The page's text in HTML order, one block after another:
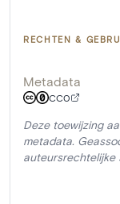
RECHTEN &
Metadata
CC0
Deze toewijzing
metadata.
auteursrechtelijke